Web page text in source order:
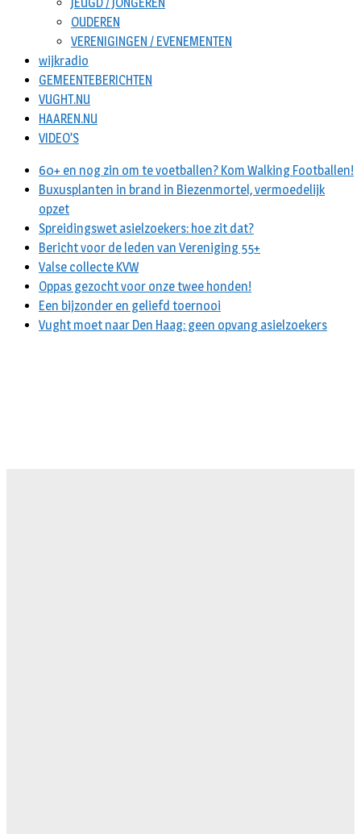
OUDEREN
VERENIGINGEN / EVENEMENTEN
wijkradio
GEMEENTEBERICHTEN
VUGHT.NU
HAAREN.NU
VIDEO’S
60+ en nog zin om te voetballen? Kom Walking Footballen!
Buxusplanten in brand in Biezenmortel, vermoedelijk
opzet
Spreidingswet asielzoekers: hoe zit dat?
Bericht voor de leden van Vereniging 55+
Valse collecte KVW
Oppas gezocht voor onze twee honden!
Een bijzonder en geliefd toernooi
Vught moet naar Den Haag: geen opvang asielzoekers